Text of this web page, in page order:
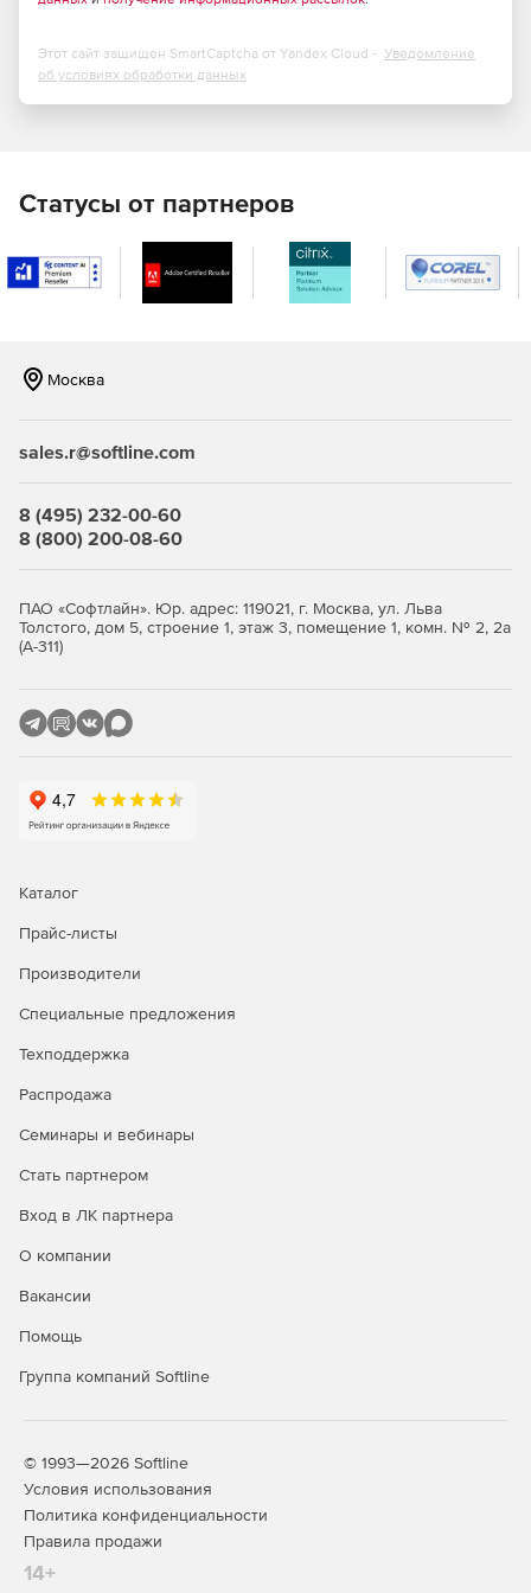
во время каждого SMTP-сеанса, эффективно блокируя
вредоносное ПО на входе в сеть. Когда зараженное
защиту от спама, вирусов и шпионских программ,
используя метод сравнительного анализа почтовых
сообщений. Модуль включает в себя компоненты
защиты от спама в реальном времени и обнаружения
извлекать и анализировать шаблоны для
Предоставляет дополнительные антивирусные
определения помимо регулярных обновлений по
расписанию. Когда в «Лаборатории Касперского»
SecurityPlus запускает автоматическое обновление
антивирусных баз.
HTML-формате и предлагает пользователю
заблокировать, вылечить, удалить, отправить в
помощи модуля Content Filter.
регистрирующий тип, время и местоположение
Этот сайт защищен SmartCaptcha от Yandex Cloud - Уведомление
об условиях обработки данных
Статусы от партнеров
Москва
sales.r@softline.com
8 (495) 232-00-60
8 (800) 200-08-60
ПАО «Софтлайн». Юр. адрес: 119021, г. Москва, ул. Льва
Толстого, дом 5, строение 1, этаж 3, помещение 1, комн. № 2, 2а
(А-311)
Каталог
Прайс-листы
Производители
Специальные предложения
Техподдержка
Распродажа
Семинары и вебинары
Стать партнером
Вход в ЛК партнера
О компании
Вакансии
Помощь
Группа компаний Softline
© 1993—2026 Softline
Условия использования
Политика конфиденциальности
Правила продажи
14+